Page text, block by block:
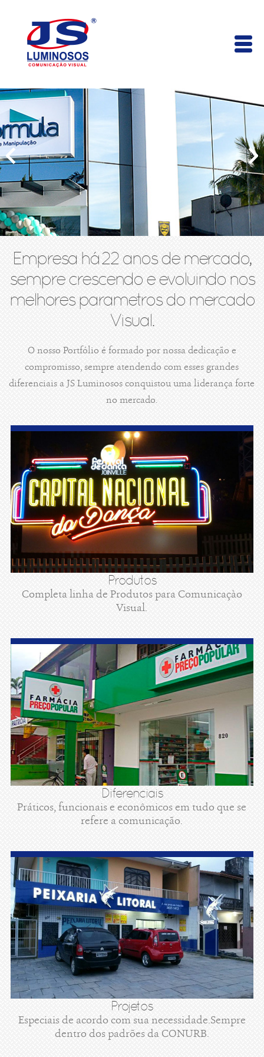
Empresa há 22 anos de mercado,
sempre crescendo e evoluindo nos
melhores parametros do mercado
Visual.
O nosso Portfólio é formado por nossa dedicação e
compromisso, sempre atendendo com esses grandes
diferenciais a JS Luminosos conquistou uma liderança forte
no mercado.
Produtos
Completa linha de Produtos para Comunicaçào
Visual.
Diferenciais
Práticos, funcionais e econômicos em tudo que se
refere a comunicação.
Projetos
Especiais de acordo com sua necessidade.Sempre
dentro dos padrões da CONURB.